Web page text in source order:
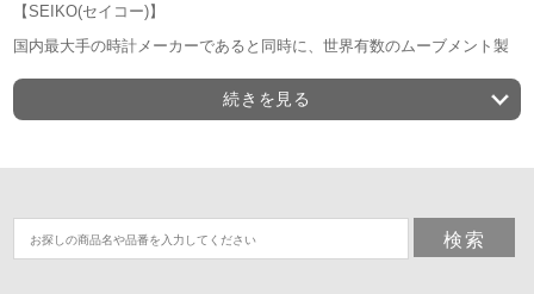
【SEIKO(セイコー)】
国内最大手の時計メーカーであると同時に、世界有数のムーブメント製
時計店が誕生し、1892年に時計製造工場として精工舎が設立された。 ま
た、1969年には業界初のクオーツムーブメントを搭載した腕時計を発売
ブ＞という次世代ムーブメントの開発に尽力。 常に時代を塗り替えるセ
イコーのフロンティアスピリッツには、世界中から熱い視線が注がれて
続きを見る